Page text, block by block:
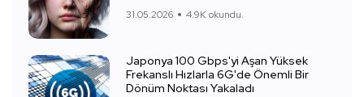
31.05.2026 4.9K okundu.
Japonya 100 Gbps'yi Aşan Yüksek
Frekanslı Hızlarla 6G'de Önemli Bir
Dönüm Noktası Yakaladı